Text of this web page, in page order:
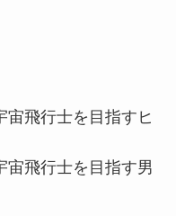
飛行士を目指すヒ
飛行士を目指す男